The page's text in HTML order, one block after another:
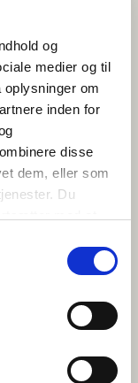
og
medier og til
om
inden for
disse
dem, eller som
Du
et nordisk
Carlsen,
Moberg,
ved
Mc-Kinney